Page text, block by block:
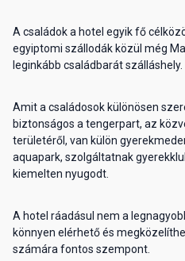
A családok a hotel egyik fő
egyiptomi szállodák közül még
leginkább családbarát szálláshely.
Amit a családosok különösen
biztonságos a tengerpart, az
területéről, van külön
aquapark, szolgáltatnak
kiemelten nyugodt.
A hotel ráadásul nem a
könnyen elérhető és
számára fontos szempont.